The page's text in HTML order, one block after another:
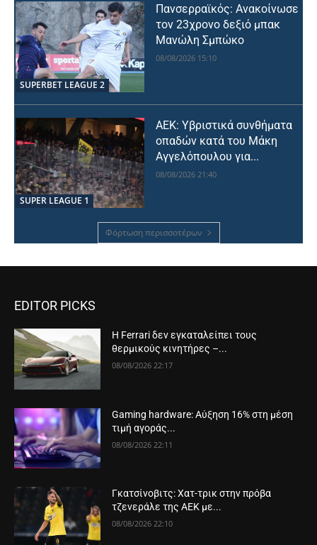
SUPERBET LEAGUE 2
Πανσερραϊκός: Ανακοίνωσε
τον 23χρονο δεξιό μπακ
Μανώλη Σμπώκο
08/08/2026 15:10
SUPER LEAGUE 1
ΑΕΚ: Υβριστικά συνθήματα
οπαδών κατά του Μάκη
Αγγελόπουλου για...
08/08/2026 21:40
Φόρτωση περισσοτέρων
EDITOR PICKS
Η Ferrari δεν εγκαταλείπει τους
θερμικούς κινητήρες –...
08/08/2026 22:17
Gaming hardware: Αύξηση 16% στη μέση
τιμή αγοράς...
08/08/2026 22:11
Γκατσίνοβιτς: Χατ-τρικ στην πρόβα
τζενεράλε της ΑΕΚ με...
08/08/2026 22:10